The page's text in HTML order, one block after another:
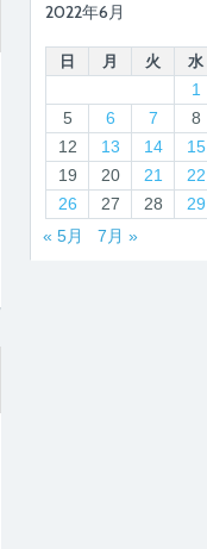
2022年6月
日 月 火 水
1
5
6 7 8
12
13 14 15
19
20 21 22
26
27 28 29
« 5月
7月 »